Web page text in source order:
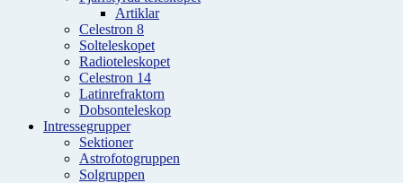
Artiklar
Celestron 8
Solteleskopet
Radioteleskopet
Celestron 14
Latinrefraktorn
Dobsonteleskop
Intressegrupper
Sektioner
Astrofotogruppen
Solgruppen